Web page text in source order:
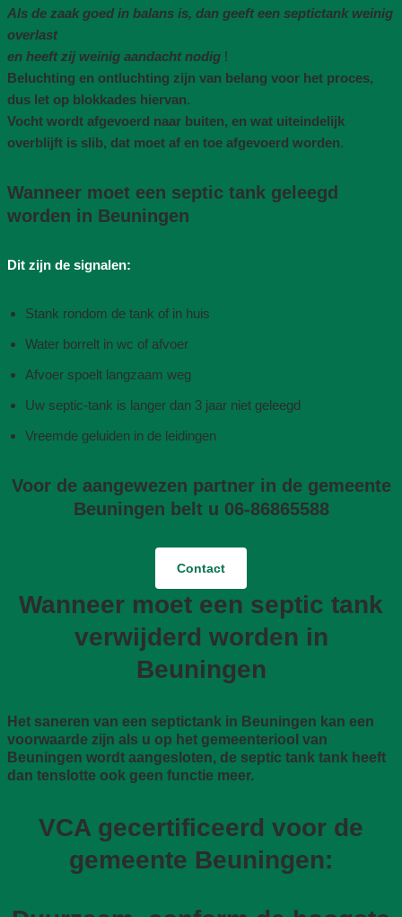
Als de zaak goed in balans is, dan geeft een septictank weinig
overlast
en heeft zij weinig aandacht nodig !
Beluchting en ontluchting zijn van belang voor het proces,
dus let op blokkades hiervan.
Vocht wordt afgevoerd naar buiten, en wat uiteindelijk
overblijft is slib, dat moet af en toe afgevoerd worden.
Wanneer moet een septic tank geleegd
worden in Beuningen
Dit zijn de signalen:
Stank rondom de tank of in huis
Water borrelt in wc of afvoer
Afvoer spoelt langzaam weg
Uw septic-tank is langer dan 3 jaar niet geleegd
Vreemde geluiden in de leidingen
Voor de aangewezen partner in de gemeente
Beuningen belt u 06-86865588
Contact
Wanneer moet een septic tank
verwijderd worden in
Beuningen
Het saneren van een septictank in Beuningen kan een
voorwaarde zijn als u op het gemeenteriool van
Beuningen wordt aangesloten, de septic tank tank heeft
dan tenslotte ook geen functie meer.
VCA gecertificeerd voor de
gemeente Beuningen: